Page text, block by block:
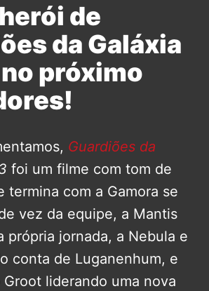
de
da Galáxia
próximo
Guardiões da
foi um filme com tom de
termina com a Gamora se
vez da equipe, a Mantis
própria jornada, a Nebula e
conta de Luganenhum, e
liderando uma nova